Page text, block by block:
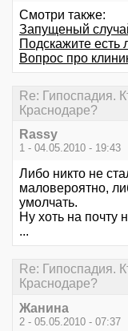
Смотри также:
Запущеный
Подскажите есть
Вопрос про
Re: Гипоспадия.
Краснодаре?
Rassy
1 - 04.05.2010 - 19:43
Либо никто не
маловероятно,
умолчать.
Ну хоть на почту
...
Re: Гипоспадия.
Краснодаре?
Жанина
2 - 05.05.2010 - 07:37